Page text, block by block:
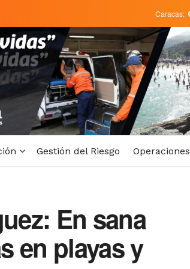
Caracas:
Gestión del Riesgo Operaciones
En sana
en playas y